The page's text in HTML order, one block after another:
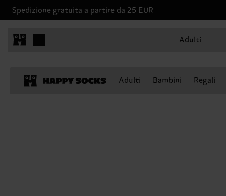
Spedizione gratuita a partire da 25 EUR
Adulti
Adulti Bambini Regali